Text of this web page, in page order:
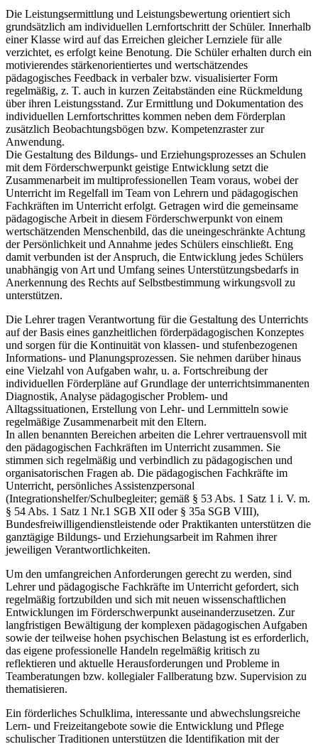
Die Leistungsermittlung und Leistungsbewertung orientiert sich
grundsätzlich am individuellen Lernfortschritt der Schüler. Innerhalb
einer Klasse wird auf das Erreichen gleicher Lernziele für alle
verzichtet, es erfolgt keine Benotung. Die Schüler erhalten durch ein
motivierendes stärkenorientiertes und wertschätzendes
pädagogisches Feedback in verbaler bzw. visualisierter Form
regelmäßig, z. T. auch in kurzen Zeitabständen eine Rückmeldung
über ihren Leistungsstand. Zur Ermittlung und Dokumentation des
individuellen Lernfortschrittes kommen neben dem Förderplan
zusätzlich Beobachtungsbögen bzw. Kompetenzraster zur
Anwendung.
Die Gestaltung des Bildungs- und Erziehungsprozesses an Schulen
mit dem Förderschwerpunkt geistige Entwicklung setzt die
Zusammenarbeit im multiprofessionellen Team voraus, wobei der
Unterricht im Regelfall im Team von Lehrern und pädagogischen
Fachkräften im Unterricht erfolgt. Getragen wird die gemeinsame
pädagogische Arbeit in diesem Förderschwerpunkt von einem
wertschätzenden Menschenbild, das die uneingeschränkte Achtung
der Persönlichkeit und Annahme jedes Schülers einschließt. Eng
damit verbunden ist der Anspruch, die Entwicklung jedes Schülers
unabhängig von Art und Umfang seines Unterstützungsbedarfs in
Anerkennung des Rechts auf Selbstbestimmung wirkungsvoll zu
unterstützen.
Die Lehrer tragen Verantwortung für die Gestaltung des Unterrichts
auf der Basis eines ganzheitlichen förderpädagogischen Konzeptes
und sorgen für die Kontinuität von klassen- und stufenbezogenen
Informations- und Planungsprozessen. Sie nehmen darüber hinaus
eine Vielzahl von Aufgaben wahr, u. a. Fortschreibung der
individuellen Förderpläne auf Grundlage der unterrichtsimmanenten
Diagnostik, Analyse pädagogischer Problem- und
Alltagssituationen, Erstellung von Lehr- und Lernmitteln sowie
regelmäßige Zusammenarbeit mit den Eltern.
In allen benannten Bereichen arbeiten die Lehrer vertrauensvoll mit
den pädagogischen Fachkräften im Unterricht zusammen. Sie
stimmen sich regelmäßig und verbindlich zu pädagogischen und
organisatorischen Fragen ab. Die pädagogischen Fachkräfte im
Unterricht, persönliches Assistenzpersonal
(Integrationshelfer/Schulbegleiter; gemäß § 53 Abs. 1 Satz 1 i. V. m.
§ 54 Abs. 1 Satz 1 Nr.1 SGB XII oder § 35a SGB VIII),
Bundesfreiwilligendienstleistende oder Praktikanten unterstützen die
ganztägige Bildungs- und Erziehungsarbeit im Rahmen ihrer
jeweiligen Verantwortlichkeiten.
Um den umfangreichen Anforderungen gerecht zu werden, sind
Lehrer und pädagogische Fachkräfte im Unterricht gefordert, sich
regelmäßig fortzubilden und sich mit neuen wissenschaftlichen
Entwicklungen im Förderschwerpunkt auseinanderzusetzen. Zur
langfristigen Bewältigung der komplexen pädagogischen Aufgaben
sowie der teilweise hohen psychischen Belastung ist es erforderlich,
das eigene professionelle Handeln regelmäßig kritisch zu
reflektieren und aktuelle Herausforderungen und Probleme in
Teamberatungen bzw. kollegialer Fallberatung bzw. Supervision zu
thematisieren.
Ein förderliches Schulklima, interessante und abwechslungsreiche
Lern- und Freizeitangebote sowie die Entwicklung und Pflege
schulischer Traditionen unterstützen die Identifikation mit der